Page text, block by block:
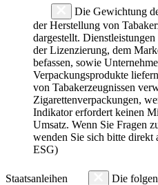
Die Gewichtung
der Herstellung von
dargestellt.
der Lizenzierung, dem
befassen, sowie
Verpackungsprodukte
von Tabakerzeugnissen
Zigarettenverpackungen,
Indikator erfordert keinen
Umsatz. Wenn Sie Fragen
wenden Sie sich bitte direkt
ESG)
Staatsanleihen
Die